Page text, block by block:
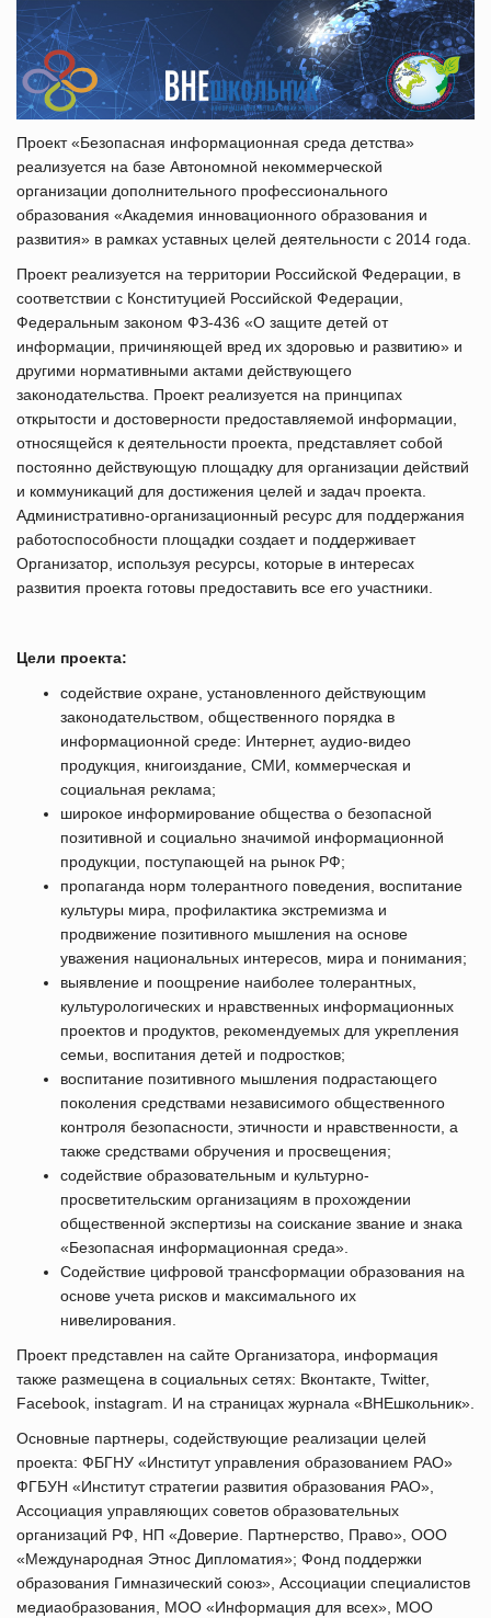
и
ю
Проект «Безопасная информационная среда детства»
реализуется на базе Автономной некоммерческой
организации дополнительного профессионального
образования «Академия инновационного образования и
развития» в рамках уставных целей деятельности с 2014 года.
Проект реализуется на территории Российской Федерации, в
соответствии с Конституцией Российской Федерации,
Федеральным законом ФЗ-436 «О защите детей от
информации, причиняющей вред их здоровью и развитию» и
другими нормативными актами действующего
законодательства. Проект реализуется на принципах
открытости и достоверности предоставляемой информации,
относящейся к деятельности проекта, представляет собой
постоянно действующую площадку для организации действий
и коммуникаций для достижения целей и задач проекта.
Административно-организационный ресурс для поддержания
работоспособности площадки создает и поддерживает
Организатор, используя ресурсы, которые в интересах
развития проекта готовы предоставить все его участники.
Цели проекта:
содействие охране, установленного действующим
законодательством, общественного порядка в
информационной среде: Интернет, аудио-видео
продукция, книгоиздание, СМИ, коммерческая и
социальная реклама;
широкое информирование общества о безопасной
позитивной и социально значимой информационной
продукции, поступающей на рынок РФ;
пропаганда норм толерантного поведения, воспитание
культуры мира, профилактика экстремизма и
продвижение позитивного мышления на основе
уважения национальных интересов, мира и понимания;
выявление и поощрение наиболее толерантных,
культурологических и нравственных информационных
проектов и продуктов, рекомендуемых для укрепления
семьи, воспитания детей и подростков;
воспитание позитивного мышления подрастающего
поколения средствами независимого общественного
контроля безопасности, этичности и нравственности, а
также средствами обручения и просвещения;
содействие образовательным и культурно-
просветительским организациям в прохождении
общественной экспертизы на соискание звание и знака
«Безопасная информационная среда».
Содействие цифровой трансформации образования на
основе учета рисков и максимального их
нивелирования.
Проект представлен на сайте Организатора, информация
также размещена в социальных сетях: Вконтакте, Twitter,
Facebook, instagram. И на страницах журнала «ВНЕшкольник».
Основные партнеры, содействующие реализации целей
проекта: ФБГНУ «Институт управления образованием РАО»
ФГБУН «Институт стратегии развития образования РАО»,
Ассоциация управляющих советов образовательных
организаций РФ, НП «Доверие. Партнерство, Право», ООО
«Международная Этнос Дипломатия»; Фонд поддержки
образования Гимназический союз», Ассоциации специалистов
медиаобразования, МОО «Информация для всех», МОО